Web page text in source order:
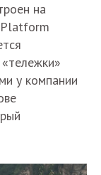
на
Platform
у компании